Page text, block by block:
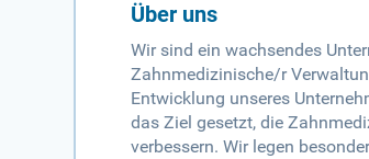
Über uns
Wir sind ein wachsendes
Zahnmedizinische/r
Entwicklung unseres
das Ziel gesetzt, die
verbessern. Wir legen